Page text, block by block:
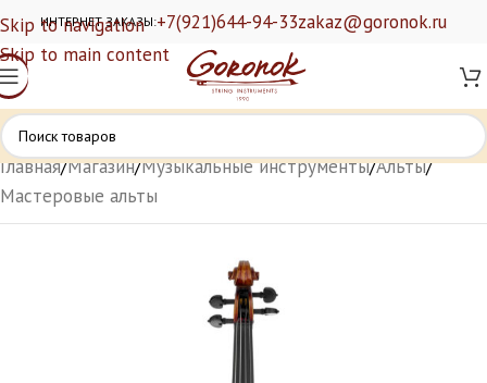
Skip to navigation
Skip to main content
ИНТЕРНЕТ ЗАКАЗЫ:+7(921)644-94-33zakaz@goronok.ru
Главная/Магазин/Музыкальные инструменты/Альты/
Мастеровые альты